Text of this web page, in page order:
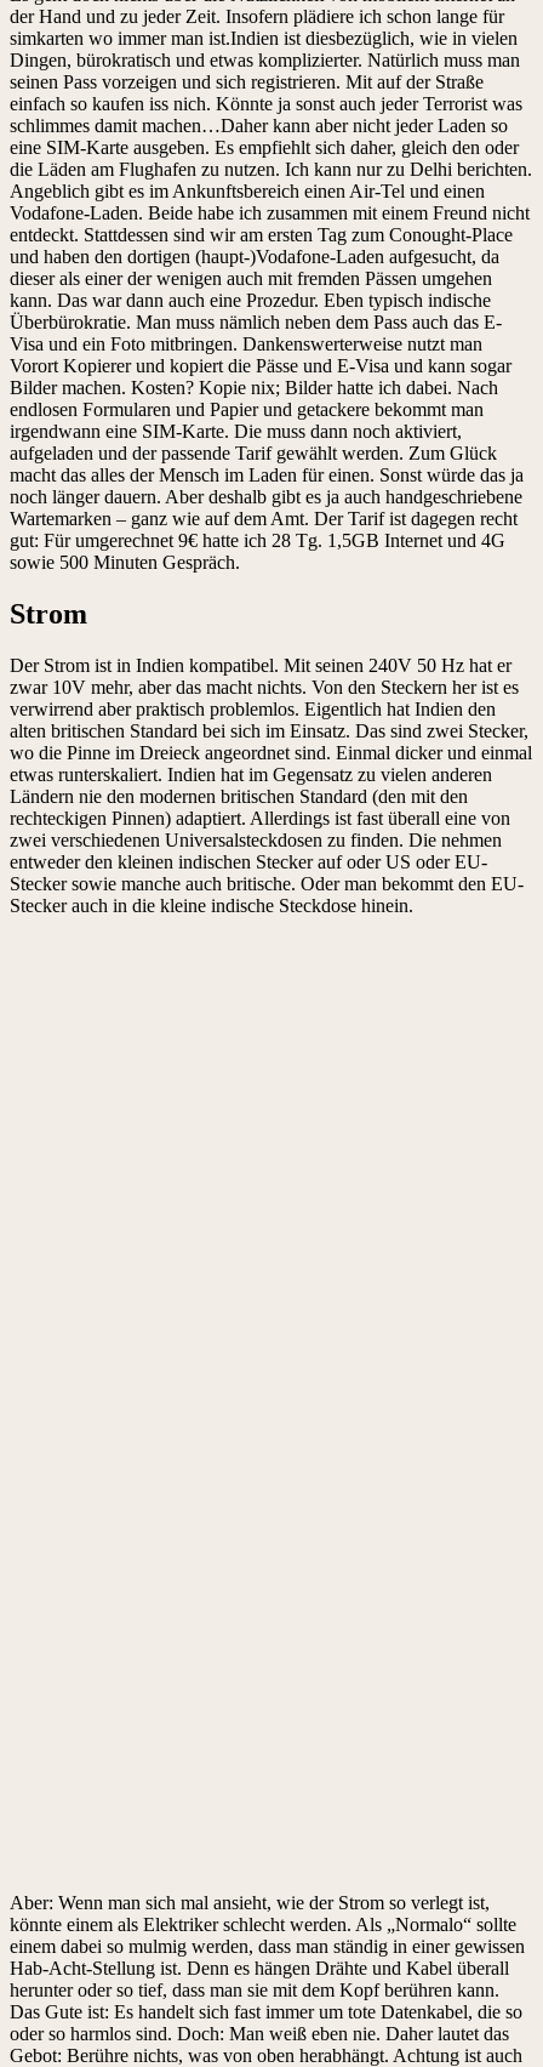
der Hand und zu jeder Zeit. Insofern plädiere ich schon lange für
simkarten wo immer man ist.Indien ist diesbezüglich, wie in vielen
Dingen, bürokratisch und etwas komplizierter. Natürlich muss man
seinen Pass vorzeigen und sich registrieren. Mit auf der Straße
einfach so kaufen iss nich. Könnte ja sonst auch jeder Terrorist was
schlimmes damit machen…Daher kann aber nicht jeder Laden so
eine SIM-Karte ausgeben. Es empfiehlt sich daher, gleich den oder
die Läden am Flughafen zu nutzen. Ich kann nur zu Delhi berichten.
Angeblich gibt es im Ankunftsbereich einen Air-Tel und einen
Vodafone-Laden. Beide habe ich zusammen mit einem Freund nicht
entdeckt. Stattdessen sind wir am ersten Tag zum Conought-Place
und haben den dortigen (haupt-)Vodafone-Laden aufgesucht, da
dieser als einer der wenigen auch mit fremden Pässen umgehen
kann. Das war dann auch eine Prozedur. Eben typisch indische
Überbürokratie. Man muss nämlich neben dem Pass auch das E-
Visa und ein Foto mitbringen. Dankenswerterweise nutzt man
Vorort Kopierer und kopiert die Pässe und E-Visa und kann sogar
Bilder machen. Kosten? Kopie nix; Bilder hatte ich dabei. Nach
endlosen Formularen und Papier und getackere bekommt man
irgendwann eine SIM-Karte. Die muss dann noch aktiviert,
aufgeladen und der passende Tarif gewählt werden. Zum Glück
macht das alles der Mensch im Laden für einen. Sonst würde das ja
noch länger dauern. Aber deshalb gibt es ja auch handgeschriebene
Wartemarken – ganz wie auf dem Amt. Der Tarif ist dagegen recht
gut: Für umgerechnet 9€ hatte ich 28 Tg. 1,5GB Internet und 4G
sowie 500 Minuten Gespräch.
Strom
Der Strom ist in Indien kompatibel. Mit seinen 240V 50 Hz hat er
zwar 10V mehr, aber das macht nichts. Von den Steckern her ist es
verwirrend aber praktisch problemlos. Eigentlich hat Indien den
alten britischen Standard bei sich im Einsatz. Das sind zwei Stecker,
wo die Pinne im Dreieck angeordnet sind. Einmal dicker und einmal
etwas runterskaliert. Indien hat im Gegensatz zu vielen anderen
Ländern nie den modernen britischen Standard (den mit den
rechteckigen Pinnen) adaptiert. Allerdings ist fast überall eine von
zwei verschiedenen Universalsteckdosen zu finden. Die nehmen
entweder den kleinen indischen Stecker auf oder US oder EU-
Stecker sowie manche auch britische. Oder man bekommt den EU-
Stecker auch in die kleine indische Steckdose hinein.
Aber: Wenn man sich mal ansieht, wie der Strom so verlegt ist,
könnte einem als Elektriker schlecht werden. Als „Normalo“ sollte
einem dabei so mulmig werden, dass man ständig in einer gewissen
Hab-Acht-Stellung ist. Denn es hängen Drähte und Kabel überall
herunter oder so tief, dass man sie mit dem Kopf berühren kann.
Das Gute ist: Es handelt sich fast immer um tote Datenkabel, die so
oder so harmlos sind. Doch: Man weiß eben nie. Daher lautet das
Gebot: Berühre nichts, was von oben herabhängt. Achtung ist auch